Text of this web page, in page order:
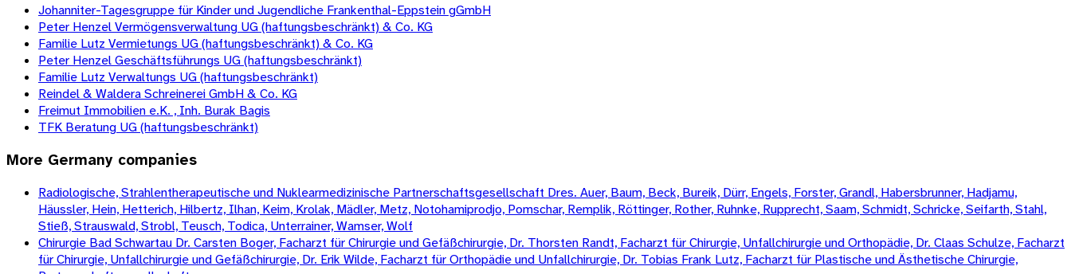
Johanniter-Tagesgruppe für Kinder und Jugendliche Frankenthal-Eppstein gGmbH
Peter Henzel Vermögensverwaltung UG (haftungsbeschränkt) & Co. KG
Familie Lutz Vermietungs UG (haftungsbeschränkt) & Co. KG
Peter Henzel Geschäftsführungs UG (haftungsbeschränkt)
Familie Lutz Verwaltungs UG (haftungsbeschränkt)
Reindel & Waldera Schreinerei GmbH & Co. KG
Freimut Immobilien e.K. , Inh. Burak Bagis
TFK Beratung UG (haftungsbeschränkt)
More Germany companies
Radiologische, Strahlentherapeutische und Nuklearmedizinische Partnerschaftsgesellschaft Dres. Auer, Baum, Beck, Bureik, Dürr, Engels, Forster, Grandl, Habersbrunner, Hadjamu,
Häussler, Hein, Hetterich, Hilbertz, Ilhan, Keim, Krolak, Mädler, Metz, Notohamiprodjo, Pomschar, Remplik, Röttinger, Rother, Ruhnke, Rupprecht, Saam, Schmidt, Schricke, Seifarth, Stahl,
Stieß, Strauswald, Strobl, Teusch, Todica, Unterrainer, Wamser, Wolf
Chirurgie Bad Schwartau Dr. Carsten Boger, Facharzt für Chirurgie und Gefäßchirurgie, Dr. Thorsten Randt, Facharzt für Chirurgie, Unfallchirurgie und Orthopädie, Dr. Claas Schulze, Facharzt
für Chirurgie, Unfallchirurgie und Gefäßchirurgie, Dr. Erik Wilde, Facharzt für Orthopädie und Unfallchirurgie, Dr. Tobias Frank Lutz, Facharzt für Plastische und Ästhetische Chirurgie,